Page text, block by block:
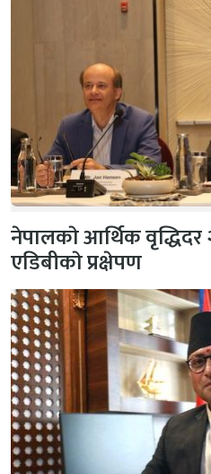
नेपालकाे आर्थिक वृद्धिदर
एडिबीकाे प्रक्षेपण